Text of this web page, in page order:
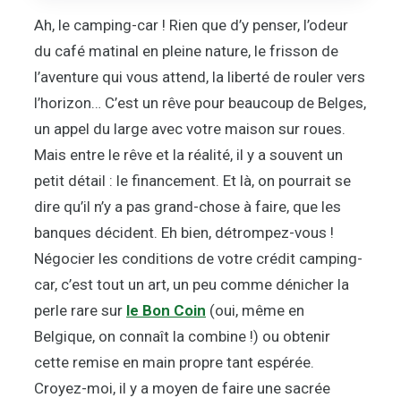
Ah, le camping-car ! Rien que d’y penser, l’odeur
du café matinal en pleine nature, le frisson de
l’aventure qui vous attend, la liberté de rouler vers
l’horizon… C’est un rêve pour beaucoup de Belges,
un appel du large avec votre maison sur roues.
Mais entre le rêve et la réalité, il y a souvent un
petit détail : le financement. Et là, on pourrait se
dire qu’il n’y a pas grand-chose à faire, que les
banques décident. Eh bien, détrompez-vous !
Négocier les conditions de votre crédit camping-
car, c’est tout un art, un peu comme dénicher la
perle rare sur le Bon Coin (oui, même en
Belgique, on connaît la combine !) ou obtenir
cette remise en main propre tant espérée.
Croyez-moi, il y a moyen de faire une sacrée